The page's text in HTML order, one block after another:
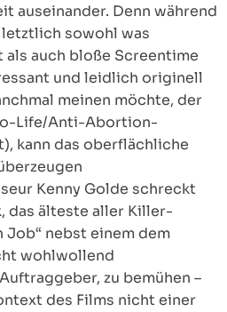
auseinander. Denn während
letztlich sowohl was
auch bloße Screentime
und leidlich originell
meinen möchte, der
Life/Anti-Abortion-
kann das oberflächliche
Kenny Golde schreckt
das älteste aller Killer-
Job“ nebst einem dem
wohlwollend
zu bemühen –
des Films nicht einer